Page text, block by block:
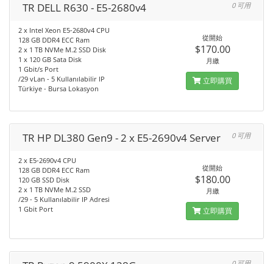
TR DELL R630 - E5-2680v4 0 可用
2 x Intel Xeon E5-2680v4 CPU
128 GB DDR4 ECC Ram
2 x 1 TB NVMe M.2 SSD Disk
1 x 120 GB Sata Disk
1 Gbit/s Port
/29 vLan - 5 Kullanılabilir IP
Türkiye - Bursa Lokasyon
從開始
$170.00
月繳
立即購買
TR HP DL380 Gen9 - 2 x E5-2690v4 Server 0 可用
2 x E5-2690v4 CPU
128 GB DDR4 ECC Ram
120 GB SSD Disk
2 x 1 TB NVMe M.2 SSD
/29 - 5 Kullanılabilir IP Adresi
1 Gbit Port
從開始
$180.00
月繳
立即購買